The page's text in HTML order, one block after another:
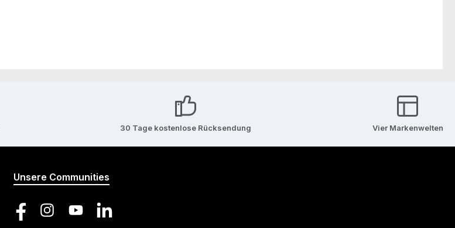
30 Tage kostenlose Rücksendung Vier Markenwelten
Unsere Communities
FacebookInstagramYouTube LinkedIn